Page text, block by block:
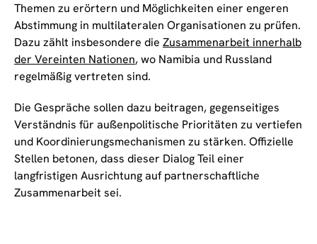
Themen zu erörtern und Möglichkeiten einer engeren
Abstimmung in multilateralen Organisationen zu prüfen.
Dazu zählt insbesondere die Zusammenarbeit innerhalb
der Vereinten Nationen, wo Namibia und Russland
regelmäßig vertreten sind.
Die Gespräche sollen dazu beitragen, gegenseitiges
Verständnis für außenpolitische Prioritäten zu vertiefen
und Koordinierungsmechanismen zu stärken. Offizielle
Stellen betonen, dass dieser Dialog Teil einer
langfristigen Ausrichtung auf partnerschaftliche
Zusammenarbeit sei.